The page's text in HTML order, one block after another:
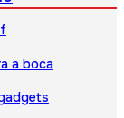
a boca